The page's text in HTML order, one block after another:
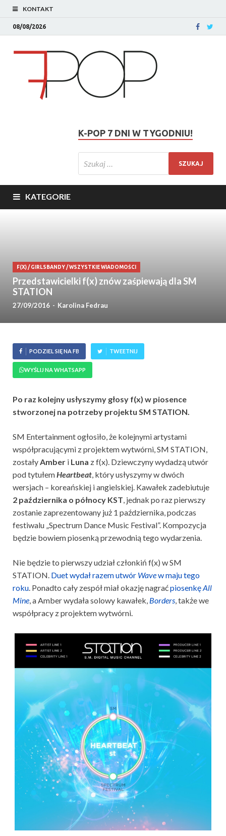
KONTAKT
08/08/2026
K-POP 7 DNI W TYGODNIU!
KATEGORIE
F(X)/GIRLSBANDY/WSZYSTKIE WIADOMOŚCI
Przedstawicielki f(x) znów zaśpiewają dla SM
STATION
27/09/2016 - Karolina Fedrau
PODZIEL SIĘ NA FB TWEETNIJ
WYŚLIJ NA WHATSAPP
Po raz kolejny usłyszymy głosy f(x) w piosence
stworzonej na potrzeby projektu SM STATION.
SM Entertainment ogłosiło, że kolejnymi artystami
współpracującymi z projektem wytwórni, SM STATION,
zostałyAmber i Luna z f(x). Dziewczyny wydadzą utwór
pod tytułemHeartbeat, który usłyszymy w dwóch
wersjach – koreańskiej i angielskiej. Kawałek zadebiutuje
2 października o północy KST, jednak po raz pierwszy
zostanie zaprezentowany już 1 października, podczas
festiwalu „Spectrum Dance Music Festival”. Kompozycja
będzie bowiem piosenką przewodnią tego wydarzenia.
Nie będzie to pierwszy udział członkiń f(x) w SM
STATION. Duet wydał razem utwór Wavew maju tego
roku. Ponadto cały zespół miał okazję nagraćpiosenkęAll
Mine, a Amber wydała solowy kawałek, Borders, także we
współpracy z projektem wytwórni.